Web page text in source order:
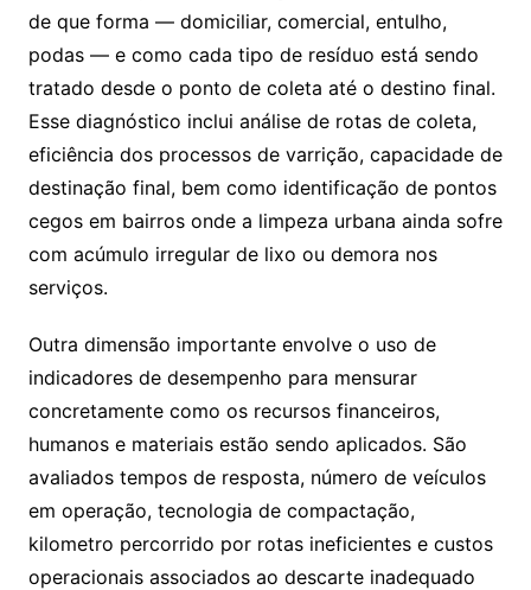
de que forma — domiciliar, comercial, entulho,
podas — e como cada tipo de resíduo está sendo
tratado desde o ponto de coleta até o destino final.
Esse diagnóstico inclui análise de rotas de coleta,
eficiência dos processos de varrição, capacidade de
destinação final, bem como identificação de pontos
cegos em bairros onde a limpeza urbana ainda sofre
com acúmulo irregular de lixo ou demora nos
serviços.
Outra dimensão importante envolve o uso de
indicadores de desempenho para mensurar
concretamente como os recursos financeiros,
humanos e materiais estão sendo aplicados. São
avaliados tempos de resposta, número de veículos
em operação, tecnologia de compactação,
kilometro percorrido por rotas ineficientes e custos
operacionais associados ao descarte inadequado